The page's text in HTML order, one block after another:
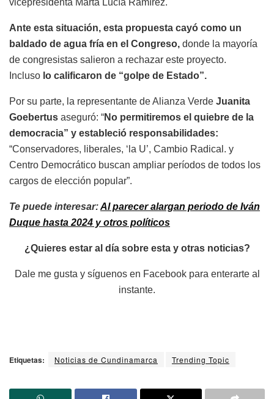
Ante esta situación, esta propuesta cayó como un
baldado de agua fría en el Congreso, donde la mayoría
de congresistas salieron a rechazar este proyecto.
Incluso lo calificaron de “golpe de Estado”.
Por su parte, la representante de Alianza Verde Juanita
Goebertus aseguró: “No permitiremos el quiebre de la
democracia” y estableció responsabilidades:
“Conservadores, liberales, ‘la U’, Cambio Radical. y
Centro Democrático buscan ampliar períodos de todos los
cargos de elección popular”.
Te puede interesar:Al parecer alargan periodo de Iván
Duque hasta 2024 y otros políticos
¿Quieres estar al día sobre esta y otras noticias?
Dale me gusta y síguenos en Facebook para enterarte al
instante.
Etiquetas: Noticias de Cundinamarca Trending Topic